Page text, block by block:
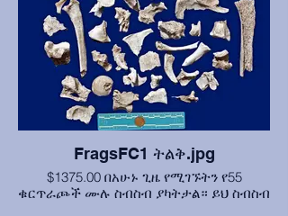
FragsFC1 ትልቅ.jpg
$1375.00 በአሁኑ ጊዜ የሚገኙትን የ55
ቁርጥራጮች ሙሉ ስብስብ ያካትታል። ይህ ስብስብ